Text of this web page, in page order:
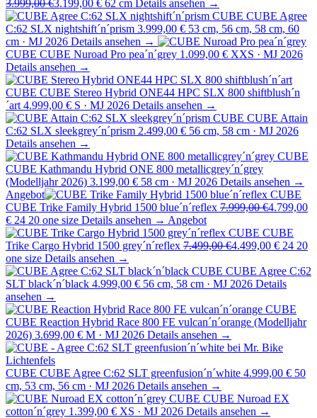
3.999,00 €3.199,00 € 62 cm
Details ansehen →
CUBE CUBE Agree
C:62 SLX nightshift´n´prism 3.999,00 € 53 cm, 56 cm, 58 cm, 60
cm · MJ 2026 Details ansehen →
CUBE CUBE Nuroad Pro pea´n´grey 1.099,00 € XXS · MJ 2026
Details ansehen →
CUBE CUBE Stereo Hybrid ONE44 HPC SLX 800 shiftblush´n
´art 4.999,00 € S · MJ 2026 Details ansehen →
CUBE CUBE Attain
C:62 SLX sleekgrey´n´prism 2.499,00 € 56 cm, 58 cm · MJ 2026
Details ansehen →
CUBE
CUBE Kathmandu Hybrid ONE 800 metallicgrey´n´grey
(Modelljahr 2026) 3.199,00 € 58 cm · MJ 2026 Details ansehen →
Angebot
CUBE
CUBE Trike Family Hybrid 1500 blue´n´reflex 7.999,00 €4.799,00
€ 24 20 one size Details ansehen → Angebot
CUBE CUBE
Trike Cargo Hybrid 1500 grey´n´reflex 7.499,00 €4.499,00 € 24 20
one size Details ansehen →
CUBE CUBE Agree C:62
SLT black´n´black 4.999,00 € 56 cm, 58 cm · MJ 2026 Details
ansehen →
CUBE
CUBE Reaction Hybrid Race 800 FE vulcan´n´orange (Modelljahr
2026) 3.699,00 € M · MJ 2026 Details ansehen →
CUBE CUBE Agree C:62 SLT greenfusion´n´white 4.999,00 € 50
cm, 53 cm, 56 cm · MJ 2026 Details ansehen →
CUBE CUBE Nuroad EX
cotton´n´grey 1.399,00 € XS · MJ 2026 Details ansehen →